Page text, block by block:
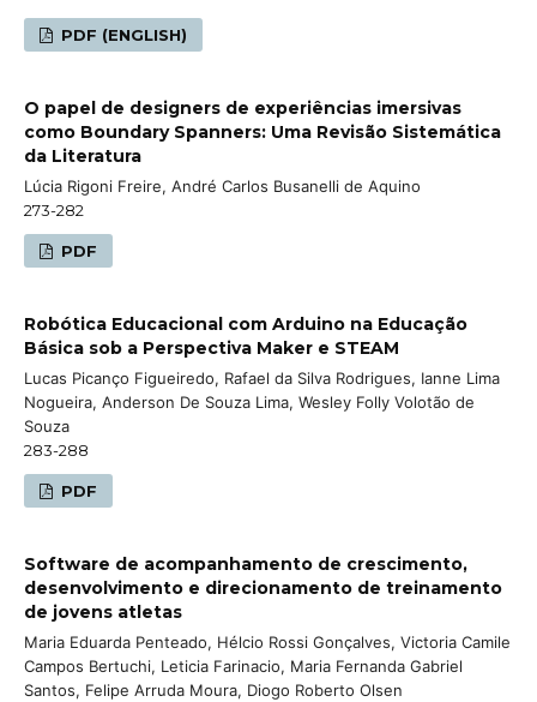
PDF (ENGLISH)
O papel de designers de experiências imersivas
como Boundary Spanners: Uma Revisão Sistemática
da Literatura
Lúcia Rigoni Freire, André Carlos Busanelli de Aquino
273-282
PDF
Robótica Educacional com Arduino na Educação
Básica sob a Perspectiva Maker e STEAM
Lucas Picanço Figueiredo, Rafael da Silva Rodrigues, Ianne Lima
Nogueira, Anderson De Souza Lima, Wesley Folly Volotão de
Souza
283-288
PDF
Software de acompanhamento de crescimento,
desenvolvimento e direcionamento de treinamento
de jovens atletas
Maria Eduarda Penteado, Hélcio Rossi Gonçalves, Victoria Camile
Campos Bertuchi, Leticia Farinacio, Maria Fernanda Gabriel
Santos, Felipe Arruda Moura, Diogo Roberto Olsen